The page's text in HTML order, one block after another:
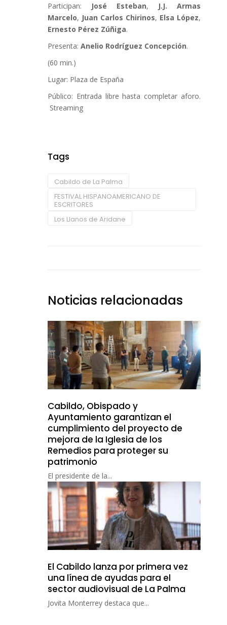
Participan:
José Esteban, J.J. Armas
Marcelo, Juan Carlos Chirinos, Elsa López,
Ernesto Pérez Zúñiga.
Presenta: Anelio Rodríguez Concepción.
(60 min.)
Lugar: Plaza de España
Público: Entrada libre hasta completar aforo.
Streaming
Tags
Cabildo de La Palma
FESTIVAL HISPANOAMERICANO DE
ESCRITORES
Los Llanos de Aridane
Noticias relacionadas
Cabildo, Obispado y
Ayuntamiento garantizan el
cumplimiento del proyecto de
mejora de la Iglesia de los
Remedios para proteger su
patrimonio
El presidente de la...
El Cabildo lanza por primera vez
una línea de ayudas para el
sector audiovisual de La Palma
Jovita Monterrey destaca que...